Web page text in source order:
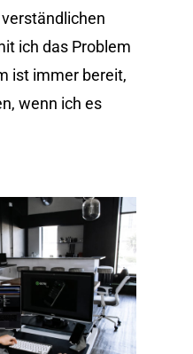
ich das Problem
ist immer bereit,
wenn ich es